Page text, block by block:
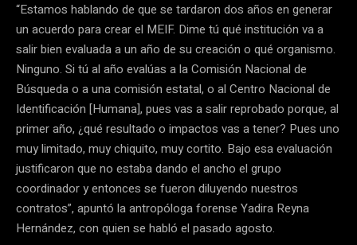
“Estamos hablando de que se tardaron dos años en generar
un acuerdo para crear el MEIF. Dime tú qué institución va a
salir bien evaluada a un año de su creación o qué organismo.
Ninguno. Si tú al año evalúas a la Comisión Nacional de
Búsqueda o a una comisión estatal, o al Centro Nacional de
Identificación [Humana], pues vas a salir reprobado porque, al
primer año, ¿qué resultado o impactos vas a tener? Pues uno
muy limitado, muy chiquito, muy cortito. Bajo esa evaluación
justificaron que no estaba dando el ancho el grupo
coordinador y entonces se fueron diluyendo nuestros
contratos”, apuntó la antropóloga forense Yadira Reyna
Hernández, con quien se habló el pasado agosto.